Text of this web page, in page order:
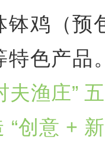
钵鸡（预
特色产品
夫渔庄”
“创意 +